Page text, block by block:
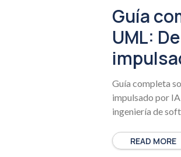
Guía
UML:
Guía completa
impulsado por
ingeniería de
READ MORE